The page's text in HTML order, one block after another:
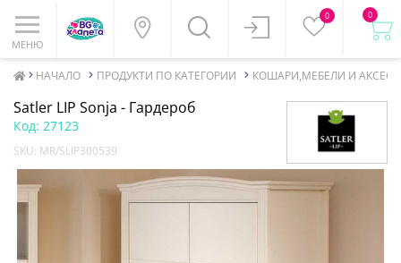
МЕНЮ
0 0
НАЧАЛО ПРОДУКТИ ПО КАТЕГОРИИ КОШАРИ,МЕБЕЛИ И
Satler LIP Sonja - Гардероб
Код: 27123
SKU: MR/SLIP300539